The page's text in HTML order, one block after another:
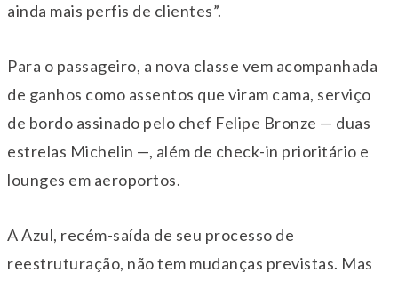
ainda mais perfis de clientes”.
Para o passageiro, a nova classe vem acompanhada
de ganhos como assentos que viram cama, serviço
de bordo assinado pelo chef Felipe Bronze — duas
estrelas Michelin —, além de check-in prioritário e
lounges em aeroportos.
A Azul, recém-saída de seu processo de
reestruturação, não tem mudanças previstas. Mas